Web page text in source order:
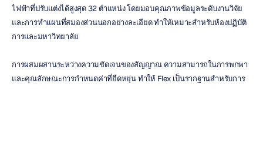
ไฟฟ้าที่ปรับแต่งได้สูงสุด 32 ตำแหน่ง โดยมอบคุณภาพข้อมูลระดับงานวิจัย
และการทำแผนที่สมองส่วนนอกอย่างละเอียด ทำให้เหมาะสำหรับห้องปฏิบัติ
การและมหาวิทยาลัย
การผสมผสานระหว่างความชัดเจนของสัญญาณ ความสามารถในการพกพา
และคุณลักษณะการกำหนดค่าที่ยืดหยุ่น ทำให้ Flex เป็นรากฐานสำหรับการ